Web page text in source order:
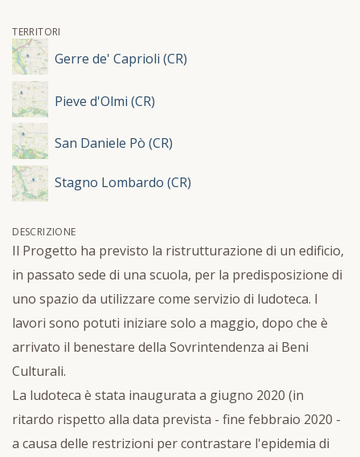
TERRITORI
Gerre de' Caprioli (CR)
Pieve d'Olmi (CR)
San Daniele Pò (CR)
Stagno Lombardo (CR)
DESCRIZIONE
Il Progetto ha previsto la ristrutturazione di un edificio,
in passato sede di una scuola, per la predisposizione di
uno spazio da utilizzare come servizio di ludoteca. I
lavori sono potuti iniziare solo a maggio, dopo che è
arrivato il benestare della Sovrintendenza ai Beni
Culturali.
La ludoteca è stata inaugurata a giugno 2020 (in
ritardo rispetto alla data prevista - fine febbraio 2020 -
a causa delle restrizioni per contrastare l'epidemia di